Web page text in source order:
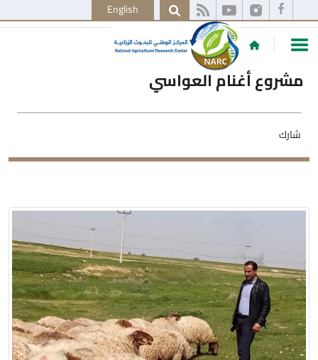
English
مشروع أغنام العواسي
شارك